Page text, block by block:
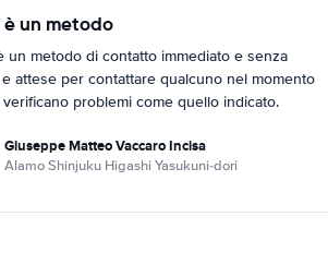
è un metodo
un metodo di contatto immediato e senza
attese per contattare qualcuno nel momento
problemi come quello indicato.
Giuseppe Matteo Vaccaro Incisa
Alamo Shinjuku Higashi Yasukuni-dori